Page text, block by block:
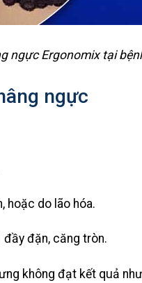
ngực Ergonomix tại
ngực
hoặc do lão hóa.
đặn, căng tròn.
không đạt kết quả